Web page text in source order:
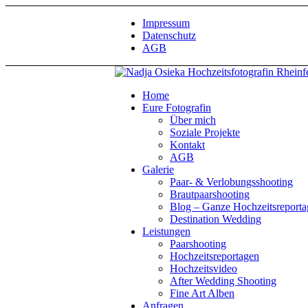
Impressum
Datenschutz
AGB
Home
Eure Fotografin
Über mich
Soziale Projekte
Kontakt
AGB
Galerie
Paar- & Verlobungsshooting
Brautpaarshooting
Blog – Ganze
Destination Wedding
Leistungen
Paarshooting
Hochzeitsreportagen
Hochzeitsvideo
After Wedding Shooting
Fine Art Alben
Anfragen